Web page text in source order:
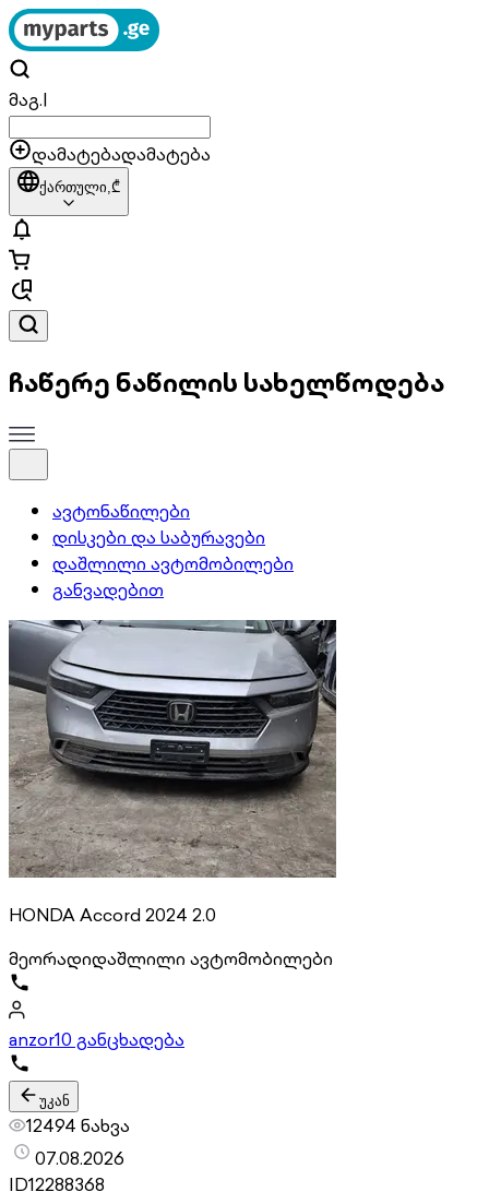
მაგ.|
დამატებადამატება
ქართული,₾
ჩაწერე ნაწილის სახელწოდება
ავტონაწილები
დისკები და საბურავები
დაშლილი ავტომობილები
განვადებით
HONDA Accord 2024 2.0
მეორადიდაშლილი ავტომობილები
anzor10 განცხადება
უკან
12494 ნახვა
07.08.2026
ID12288368